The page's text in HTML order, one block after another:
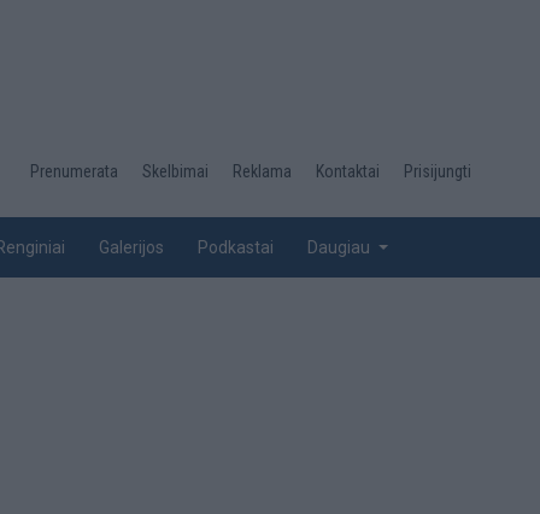
Desktop
top
Prenumerata Skelbimai Reklama Kontaktai Prisijungti
Galerijos Podkastai Daugiau